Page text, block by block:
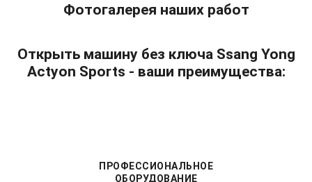
Фотогалерея наших работ
Открыть машину без ключа Ssang Yong
Actyon Sports - ваши преимущества:
ПРОФЕССИОНАЛЬНОЕ
ОБОРУДОВАНИЕ